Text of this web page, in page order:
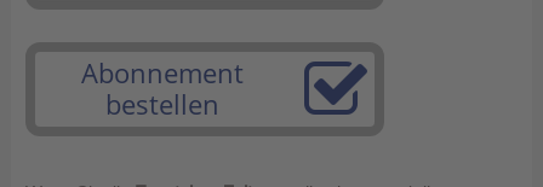
Abonnement
bestellen